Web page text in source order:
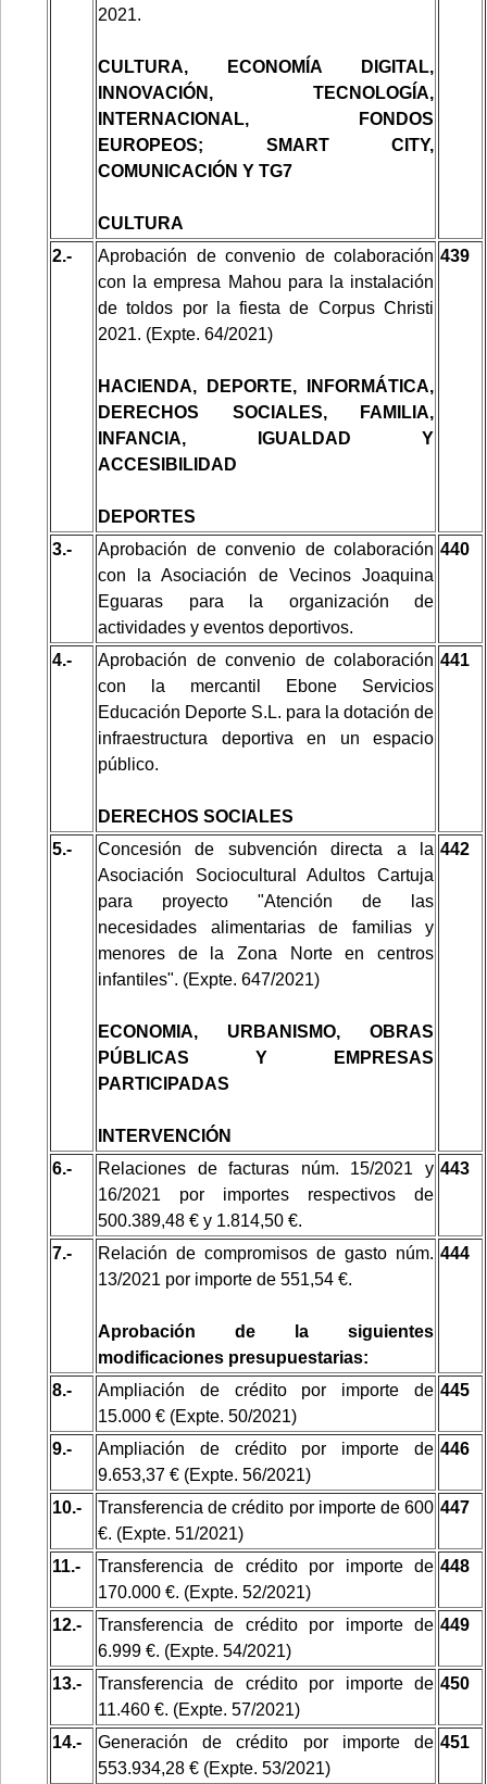
2021.
CULTURA, ECONOMÍA DIGITAL,
INNOVACIÓN, TECNOLOGÍA,
INTERNACIONAL, FONDOS
EUROPEOS; SMART CITY,
COMUNICACIÓN Y TG7
CULTURA
2.-
Aprobación de convenio de colaboración
con la empresa Mahou para la instalación
de toldos por la fiesta de Corpus Christi
2021. (Expte. 64/2021)
HACIENDA, DEPORTE, INFORMÁTICA,
DERECHOS SOCIALES, FAMILIA,
INFANCIA, IGUALDAD Y
ACCESIBILIDAD
DEPORTES
439
3.-
Aprobación de convenio de colaboración
con la Asociación de Vecinos Joaquina
Eguaras para la organización de
actividades y eventos deportivos.
440
4.-
Aprobación de convenio de colaboración
con la mercantil Ebone Servicios
Educación Deporte S.L. para la dotación de
infraestructura deportiva en un espacio
público.
DERECHOS SOCIALES
441
5.-
Concesión de subvención directa a la
Asociación Sociocultural Adultos Cartuja
para proyecto "Atención de las
necesidades alimentarias de familias y
menores de la Zona Norte en centros
infantiles". (Expte. 647/2021)
ECONOMIA, URBANISMO, OBRAS
PÚBLICAS Y EMPRESAS
PARTICIPADAS
INTERVENCIÓN
442
6.-
Relaciones de facturas núm. 15/2021 y
16/2021 por importes respectivos de
500.389,48 € y 1.814,50 €.
443
7.-
Relación de compromisos de gasto núm.
13/2021 por importe de 551,54 €.
Aprobación de la siguientes
modificaciones presupuestarias:
444
8.-
Ampliación de crédito por importe de
15.000 € (Expte. 50/2021)
445
9.-
Ampliación de crédito por importe de
9.653,37 € (Expte. 56/2021)
446
10.-
Transferencia de crédito por importe de 600
€. (Expte. 51/2021)
447
11.-
Transferencia de crédito por importe de
170.000 €. (Expte. 52/2021)
448
12.-
Transferencia de crédito por importe de
6.999 €. (Expte. 54/2021)
449
13.-
Transferencia de crédito por importe de
11.460 €. (Expte. 57/2021)
450
14.-
Generación de crédito por importe de
553.934,28 € (Expte. 53/2021)
451